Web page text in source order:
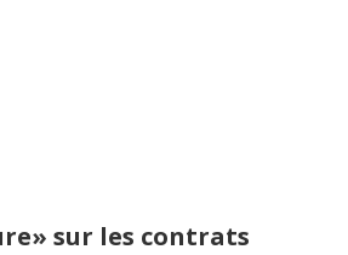
sur les contrats